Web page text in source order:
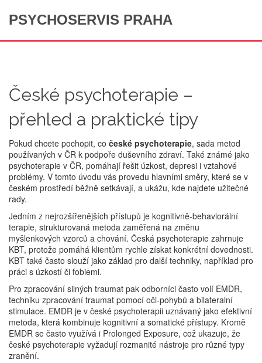
PSYCHOSERVIS PRAHA
České psychoterapie –
přehled a praktické tipy
Pokud chcete pochopit, co české psychoterapie, sada metod
používaných v ČR k podpoře duševního zdraví. Také známé jako
psychoterapie v ČR, pomáhají řešit úzkost, depresi i vztahové
problémy. V tomto úvodu vás provedu hlavními směry, které se v
českém prostředí běžně setkávají, a ukážu, kde najdete užitečné
rady.
Jedním z nejrozšířenějších přístupů je kognitivně-behaviorální
terapie, strukturovaná metoda zaměřená na změnu
myšlenkových vzorců a chování. Česká psychoterapie zahrnuje
KBT, protože pomáhá klientům rychle získat konkrétní dovednosti.
KBT také často slouží jako základ pro další techniky, například pro
práci s úzkostí či fobiemi.
Pro zpracování silných traumat pak odborníci často volí EMDR,
techniku zpracování traumat pomocí oči‑pohybů a bilateralní
stimulace. EMDR je v české psychoterapii uznávaný jako efektivní
metoda, která kombinuje kognitivní a somatické přístupy. Kromě
EMDR se často využívá i Prolonged Exposure, což ukazuje, že
české psychoterapie vyžadují rozmanité nástroje pro různé typy
zranění.